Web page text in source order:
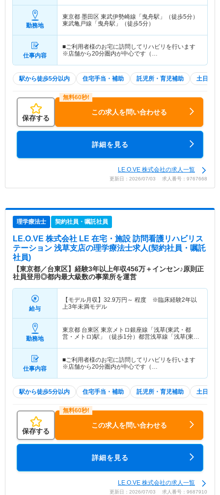
勤務地
東京都 墨田区 東武伊勢崎線「曳舟駅」（徒歩5分）
東武亀戸線「曳舟駅」（徒歩5分）
仕事内容
■ご利用者様のお宅に訪問してリハビリを行います
※店舗から20分圏内が中心です（…
駅から徒歩5分以内 住宅手当・補助 託児所・育児補助 土日祝休
保存する
この求人を問い合わせる
詳細を見る
LE.O.VE 株式会社の求人一覧
更新日：2026/07/03 求人番号：9767668
理学療法士 契約社員・嘱託社員
LE.O.VE 株式会社 LE 在宅・施設 訪問看護リハビリス
テーション 浅草支店の理学療法士求人(契約社員・嘱託
社員)
【東京都／台東区】経験3年以上年収456万＋インセン♪原則正
社員登用◎都内最大級数の事業所を運営
給与
【モデル月収】 32.9万円～ 程度 ※臨床経験2年以
上3年未満モデル
勤務地
東京都 台東区 東京メトロ銀座線「浅草(東武・都
営・メトロ)駅」（徒歩1分）都営浅草線「浅草(東
仕事内容
■ご利用者様のお宅に訪問してリハビリを行います
※店舗から20分圏内が中心です（…
駅から徒歩5分以内 住宅手当・補助 託児所・育児補助 土日祝休
保存する
この求人を問い合わせる
詳細を見る
LE.O.VE 株式会社の求人一覧
更新日：2026/07/03 求人番号：9687910